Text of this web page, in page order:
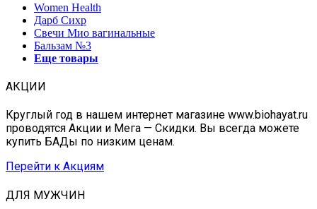
Women Health
Дарб Сихр
Свечи Мио вагинальные
Бальзам №3
Еще товары
АКЦИИ
Круглый год в нашем интернет магазине www.biohayat.ru
проводятся Акции и Мега — Скидки. Вы всегда можете
купить БАДы по низким ценам.
Перейти к Акциям
ДЛЯ МУЖЧИН